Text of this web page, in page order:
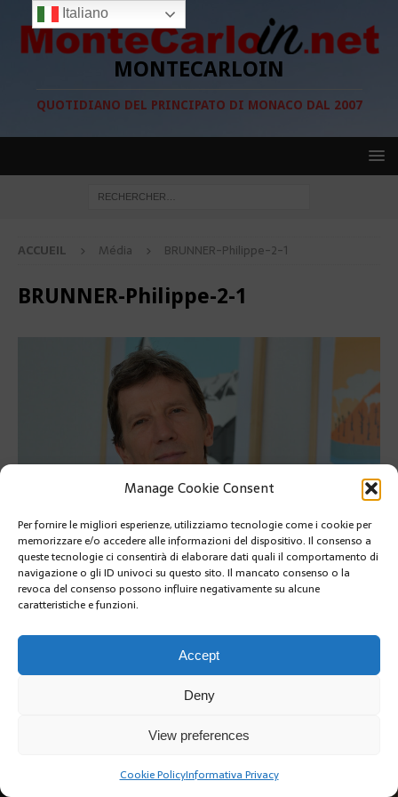
Manage Cookie Consent
Per fornire le migliori esperienze, utilizziamo tecnologie come i cookie per
memorizzare e/o accedere alle informazioni del dispositivo. Il consenso a
queste tecnologie ci consentirà di elaborare dati quali il comportamento di
navigazione o gli ID univoci su questo sito. Il mancato consenso o la
revoca del consenso possono influire negativamente su alcune
caratteristiche e funzioni.
Accept
Deny
View preferences
Cookie PolicyInformativa Privacy
MONTECARLOIN
QUOTIDIANO DEL PRINCIPATO DI MONACO DAL 2007
ACCUEIL Média BRUNNER-Philippe-2-1
BRUNNER-Philippe-2-1
PRÉCÉDENT
Copyright @2019 | by Crivle
Italiano